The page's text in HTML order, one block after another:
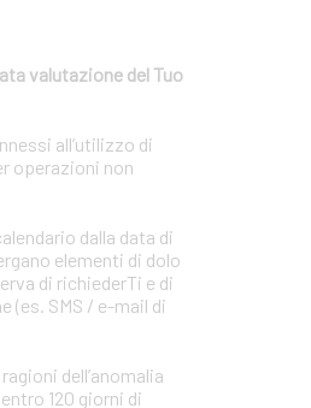
valutazione del Tuo
all’utilizzo di
operazioni non
dalla data di
elementi di dolo
di richiederTi e di
(es. SMS / e-mail di
dell’anomalia
120 giorni di